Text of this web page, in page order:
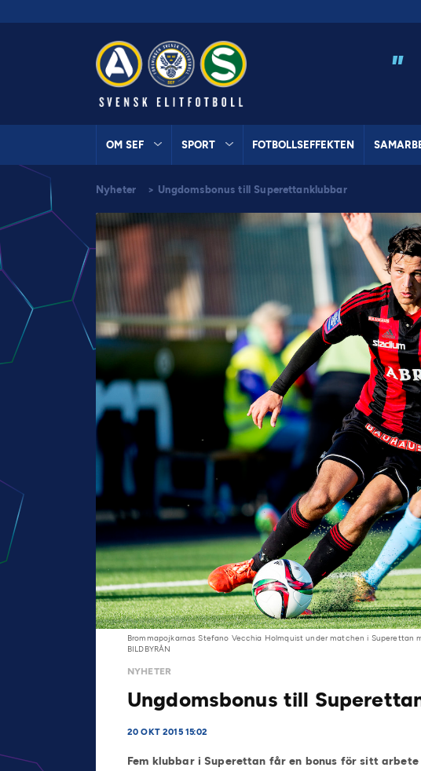
"
OM SEF SPORT FOTBOLLSEFFEKTEN
Nyheter > Ungdomsbonus till Superettanklubbar
Brommapojkarnas Stefano Vecchia Holmquist under matchen i Superettan
BILDBYRÅN
NYHETER
Ungdomsbonus till
20 OKT 2015 15:02
Fem klubbar i Superettan får en bonus för sitt